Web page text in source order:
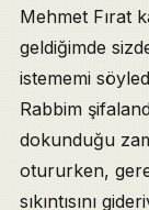
Mehmet Fırat
geldiğimde
istememi
Rabbim
dokunduğu
otururken,
sıkıntısını